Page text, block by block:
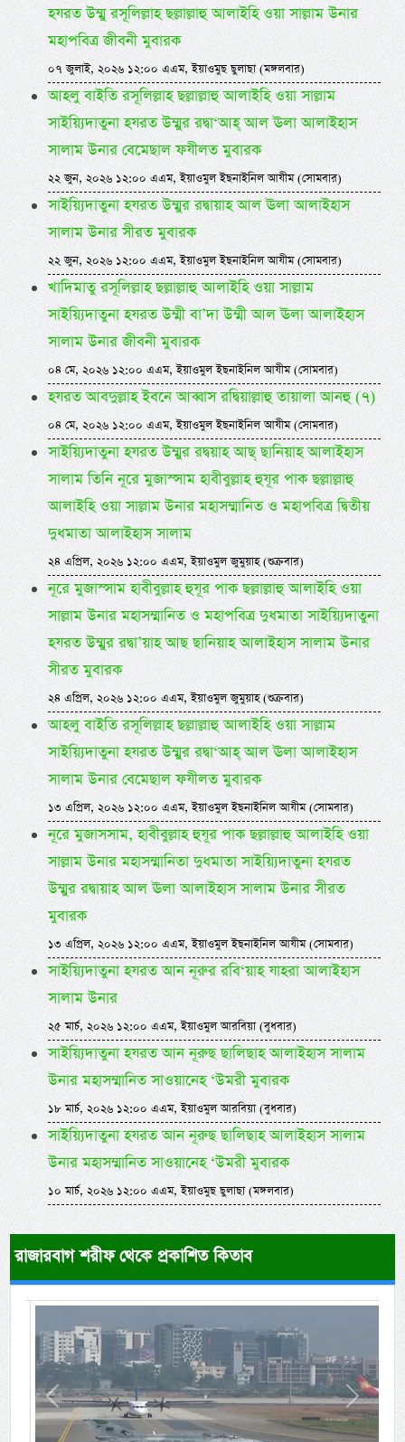
হযরত উম্মু রসূলিল্লাহ ছল্লাল্লাহু আলাইহি ওয়া সাল্লাম উনার
মহাপবিত্র জীবনী মুবারক
০৭ জুলাই, ২০২৬ ১২:০০ এএম, ইয়াওমুছ ছুলাছা (মঙ্গলবার)
আহলু বাইতি রসূলিল্লাহ ছল্লাল্লাহু আলাইহি ওয়া সাল্লাম
সাইয়্যিদাতুনা হযরত উম্মুর রদ্বা‘আহ্ আল ঊলা আলাইহাস
সালাম উনার বেমেছাল ফযীলত মুবারক
২২ জুন, ২০২৬ ১২:০০ এএম, ইয়াওমুল ইছনাইনিল আযীম (সোমবার)
সাইয়্যিদাতুনা হযরত উম্মুর রদ্বায়াহ আল ঊলা আলাইহাস
সালাম উনার সীরত মুবারক
২২ জুন, ২০২৬ ১২:০০ এএম, ইয়াওমুল ইছনাইনিল আযীম (সোমবার)
খাদিমাতু রসূলিল্লাহ ছল্লাল্লাহু আলাইহি ওয়া সাল্লাম
সাইয়্যিদাতুনা হযরত উম্মী বা’দা উম্মী আল ঊলা আলাইহাস
সালাম উনার জীবনী মুবারক
০৪ মে, ২০২৬ ১২:০০ এএম, ইয়াওমুল ইছনাইনিল আযীম (সোমবার)
হযরত আবদুল্লাহ ইবনে আব্বাস রদ্বিয়াল্লাহু তায়ালা আনহু (৭)
০৪ মে, ২০২৬ ১২:০০ এএম, ইয়াওমুল ইছনাইনিল আযীম (সোমবার)
সাইয়্যিদাতুনা হযরত উম্মুর রদ্বয়াহ আছ্ ছানিয়াহ আলাইহাস
সালাম তিনি নূরে মুজাস্সাম হাবীবুল্লাহ হুযূর পাক ছল্লাল্লাহু
আলাইহি ওয়া সাল্লাম উনার মহাসম্মানিত ও মহাপবিত্র দ্বিতীয়
দুধমাতা আলাইহাস সালাম
২৪ এপ্রিল, ২০২৬ ১২:০০ এএম, ইয়াওমুল জুমুয়াহ (শুক্রবার)
নূরে মুজাস্সাম হাবীবুল্লাহ হুযূর পাক ছল্লাল্লাহু আলাইহি ওয়া
সাল্লাম উনার মহাসম্মানিত ও মহাপবিত্র দুধমাতা সাইয়্যিদাতুনা
হযরত উম্মুর রদ্বা’য়াহ আছ ছানিয়াহ আলাইহাস সালাম উনার
সীরত মুবারক
২৪ এপ্রিল, ২০২৬ ১২:০০ এএম, ইয়াওমুল জুমুয়াহ (শুক্রবার)
আহলু বাইতি রসূলিল্লাহ ছল্লাল্লাহু আলাইহি ওয়া সাল্লাম
সাইয়্যিদাতুনা হযরত উম্মুর রদ্বা‘আহ্ আল ঊলা আলাইহাস
সালাম উনার বেমেছাল ফযীলত মুবারক
১৩ এপ্রিল, ২০২৬ ১২:০০ এএম, ইয়াওমুল ইছনাইনিল আযীম (সোমবার)
নূরে মুজাসসাম, হাবীবুল্লাহ হুযূর পাক ছল্লাল্লাহু আলাইহি ওয়া
সাল্লাম উনার মহাসম্মানিতা দুধমাতা সাইয়্যিদাতুনা হযরত
উম্মুর রদ্বায়াহ আল ঊলা আলাইহাস সালাম উনার সীরত
মুবারক
১৩ এপ্রিল, ২০২৬ ১২:০০ এএম, ইয়াওমুল ইছনাইনিল আযীম (সোমবার)
সাইয়্যিদাতুনা হযরত আন নূরুর রবি‘য়াহ যাহরা আলাইহাস
সালাম উনার
২৫ মার্চ, ২০২৬ ১২:০০ এএম, ইয়াওমুল আরবিয়া (বুধবার)
সাইয়্যিদাতুনা হযরত আন নূরুছ ছালিছাহ আলাইহাস সালাম
উনার মহাসম্মানিত সাওয়ানেহ ‘উমরী মুবারক
১৮ মার্চ, ২০২৬ ১২:০০ এএম, ইয়াওমুল আরবিয়া (বুধবার)
সাইয়্যিদাতুনা হযরত আন নূরুছ ছালিছাহ আলাইহাস সালাম
উনার মহাসম্মানিত সাওয়ানেহ ‘উমরী মুবারক
১০ মার্চ, ২০২৬ ১২:০০ এএম, ইয়াওমুছ ছুলাছা (মঙ্গলবার)
রাজারবাগ শরীফ থেকে প্রকাশিত কিতাব
Previous Next